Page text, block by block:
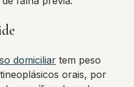
domiciliar tem peso
orais, por